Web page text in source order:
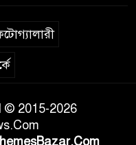
© 2015-2026